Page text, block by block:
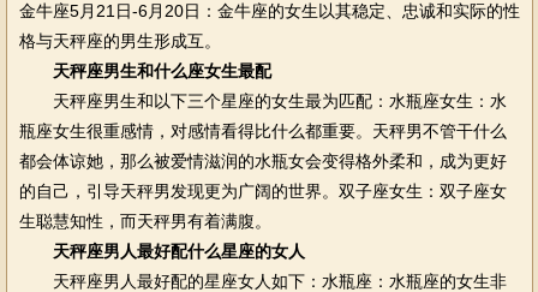
金牛座5月21日-6月20日：金牛座的女生以其稳定、忠诚和实际的性
格与天秤座的男生形成互。
天秤座男生和什么座女生最配
天秤座男生和以下三个星座的女生最为匹配：水瓶座女生：水
瓶座女生很重感情，对感情看得比什么都重要。天秤男不管干什么
都会体谅她，那么被爱情滋润的水瓶女会变得格外柔和，成为更好
的自己，引导天秤男发现更为广阔的世界。双子座女生：双子座女
生聪慧知性，而天秤男有着满腹。
天秤座男人最好配什么星座的女人
天秤座男人最好配的星座女人如下：水瓶座：水瓶座的女生非